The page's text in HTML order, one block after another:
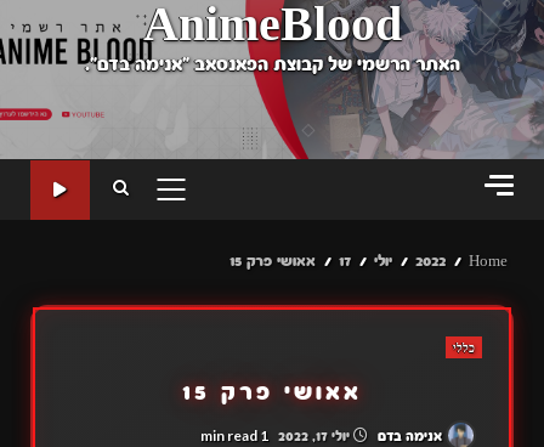
AnimeBlood
האתר הרשמי של קבוצת הפאנסאב "אנימה בדם".
PRIMARY
Home
2022 יולי 17 אאושי פרק 15
כללי
אאושי פרק 15
אנימה בדם יולי 17, 2022 1 min read